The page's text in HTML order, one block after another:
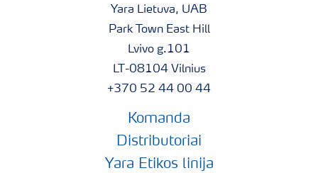
Yara Lietuva, UAB
Park Town East Hill
Lvivo g.101
LT-08104 Vilnius
+370 52 44 00 44
Komanda
Distributoriai
Yara Etikos linija